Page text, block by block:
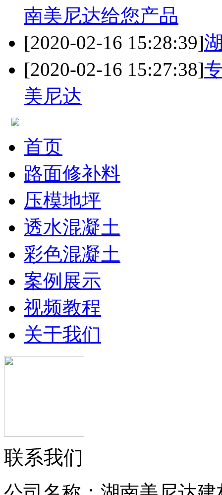
南美尼达给您产品
[2020-02-16 15:28:39]
[2020-02-16 15:27:38]
美尼达
首页
路面修补料
压模地坪
透水混凝土
彩色混凝土
案例展示
视频教程
关于我们
联系我们